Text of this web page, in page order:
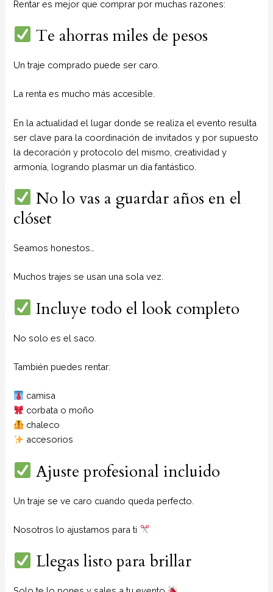
Rentar es mejor que comprar por muchas razones:
Te ahorras miles de pesos
Un traje comprado puede ser caro.
La renta es mucho más accesible.
En la actualidad el lugar donde se realiza el evento resulta
ser clave para la coordinación de invitados y por supuesto
la decoración y protocolo del mismo, creatividad y
armonía, logrando plasmar un día fantástico.
No lo vas a guardar años en el
clóset
Seamos honestos…
Muchos trajes se usan una sola vez.
Incluye todo el look completo
No solo es el saco.
También puedes rentar:
camisa
corbata o moño
chaleco
accesorios
Ajuste profesional incluido
Un traje se ve caro cuando queda perfecto.
Nosotros lo ajustamos para ti
Llegas listo para brillar